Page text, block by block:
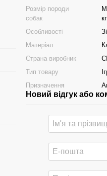
Розмір породи
собак
Особливості
Матеріал
Страна виробник
Тип товару
Призначення
Новий відгук або